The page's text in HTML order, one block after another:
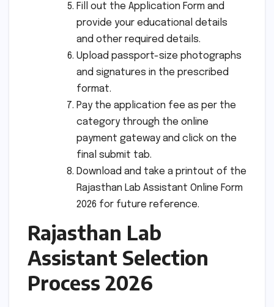
Fill out the Application Form and
provide your educational details
and other required details.
Upload passport-size photographs
and signatures in the prescribed
format.
Pay the application fee as per the
category through the online
payment gateway and click on the
final submit tab.
Download and take a printout of the
Rajasthan Lab Assistant Online Form
2026 for future reference.
Rajasthan Lab
Assistant Selection
Process 2026